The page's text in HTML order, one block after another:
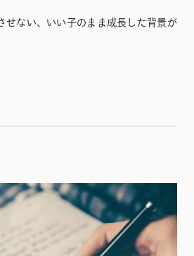
せない、いい子のまま成長した背景が